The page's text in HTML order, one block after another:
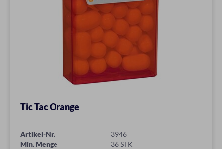
Tic Tac Orange
Artikel-Nr.
3946
Min. Menge
36 STK